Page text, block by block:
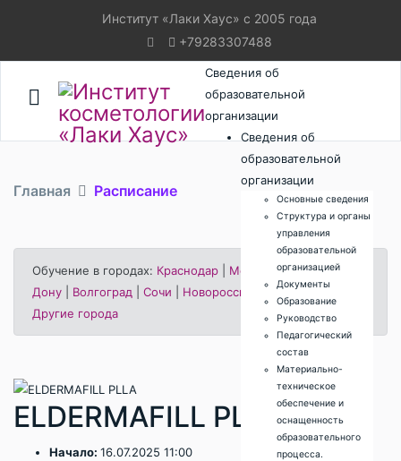
Институт «Лаки Хаус» с 2005 года
+79283307488
Сведения об
образовательной
организации
Сведения об
образовательной
организации
Основные сведения
Структура и органы
управления
образовательной
организацией
Документы
Образование
Руководство
Педагогический
состав
Материально-
техническое
обеспечение и
оснащенность
образовательного
процесса.
Главная Расписание
Обучение в городах: Краснодар Москва |Ростов-на-
Дону
Волгоград Сочи Новороссийск| Ставрополь
Другие города
ELDERMAFILL PLLA
Начало: 16.07.2025 11:00